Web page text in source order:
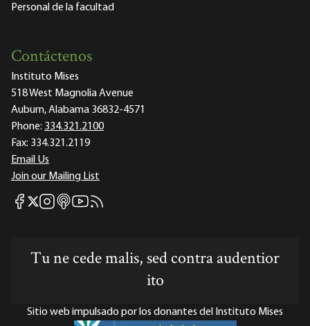
Personal de la facultad
Contáctenos
Instituto Mises
518 West Magnolia Avenue
Auburn, Alabama 36832-4571
Phone: 334.321.2100
Fax: 334.321.2119
Email Us
Join our Mailing List
Mises Facebook
Mises X
Mises Instagram
Mises itunes
Mises Youtube
Mises RSS feed
Tu ne cede malis, sed contra audentior
ito
Sitio web impulsado por los donantes del Instituto Mises